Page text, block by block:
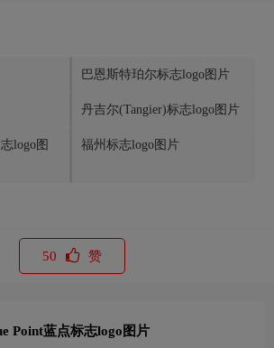
巴恩斯特珀尔标志logo图片
丹吉尔(Tangier)标志logo图片
logo图
福州标志logo图片
50 赞
Point蓝点标志logo图片